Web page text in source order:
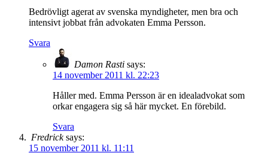
Bedrövligt agerat av svenska myndigheter, men bra och
intensivt jobbat från advokaten Emma Persson.
Svara
Damon Rasti says:
14 november 2011 kl. 22:23
Håller med. Emma Persson är en idealadvokat som
orkar engagera sig så här mycket. En förebild.
Svara
Fredrick says:
15 november 2011 kl. 11:11